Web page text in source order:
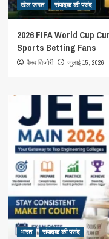
खेल जगत संपादक की पसंद
2026 FIFA World Cup
Sports Betting Fans
वैभव तिजोरी जुलाई 15, 2026
भारत संपादक की पसंद